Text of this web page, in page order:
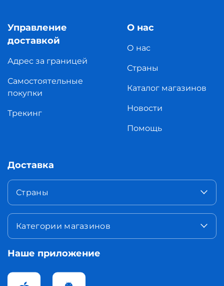
Управление
доставкой
Адрес за границей
Самостоятельные
покупки
Трекинг
О нас
О нас
Страны
Каталог магазинов
Новости
Помощь
Доставка
Страны
Категории магазинов
Наше приложение